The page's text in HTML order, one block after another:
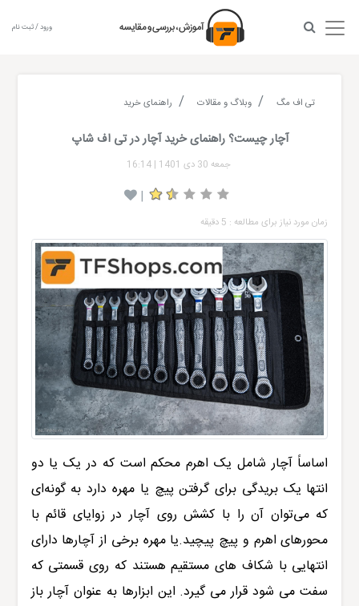
ورود / ثبت نام
تی اف مگ وبلاگ و مقالات راهنمای خرید
آچار چیست؟ راهنمای خرید آچار در تی اف شاپ
جمعه 30 دی 1401 |
16:14
|
زمان مورد نیاز برای مطالعه : 5 دقیقه
اساساً آچار شامل یک اهرم محکم است که در یک یا دو
انتها یک بریدگی برای گرفتن پیچ یا مهره دارد به گونه‌ای
که می‌توان آن را با کشش روی آچار در زوایای قائم با
محورهای اهرم و پیچ پیچید.یا مهره برخی از آچارها دارای
انتهایی با شکاف های مستقیم هستند که روی قسمتی که
سفت می شود قرار می گیرد. این ابزارها به عنوان آچار باز